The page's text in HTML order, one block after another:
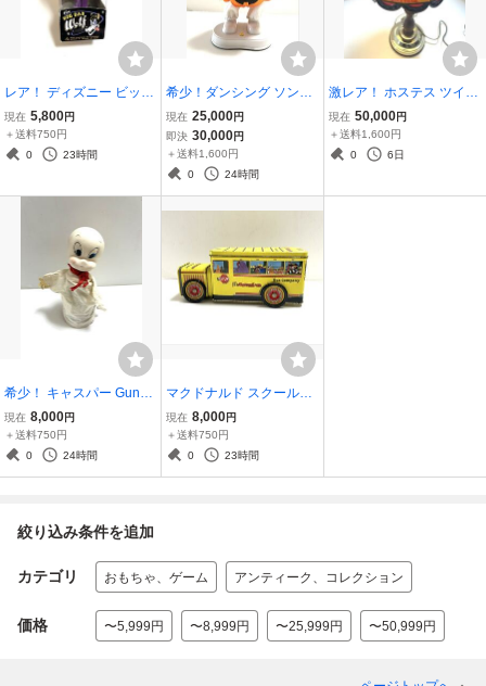
レア！ ディズニー ビック
バッドウルフ ボビングヘ
ッド フィギュア 箱入り
ビンテージ 3匹の子豚 童
現在 5,800円
＋送料750円
0
23時間
希少！ダンシング ソング
ハロウィーン キャスパー
ドール 動作品 Casper ゴ
ースト アメトイ アメコミ
美品 フィギュア ビンテー
現在 25,000円
即決 30,000円
＋送料1,600円
0
24時間
激レア！ ホステス ツイン
キーザキッド ティファニ
ー ステンドガラス スタイ
ル ランプ アドバタイジン
現在 50,000円
＋送料1,600円
0
6日
希少！ キャスパー Gund
パペット 人形 アンティー
ク ビンテージ ソフビ フィ
ギュア レトロ 当時物 ゴー
現在 8,000円
＋送料750円
0
24時間
マクドナルド スクールバ
ス ビンテージ 缶 ブリキ
グリマス フライガイ ガー
ル ナゲット ハンバーグラ
現在 8,000円
＋送料750円
0
23時間
絞り込み条件を追加
カテゴリ おもちゃ、ゲーム アンティーク、コレクション
価格 〜5,999円 〜8,999円 〜25,999円 〜50,999円